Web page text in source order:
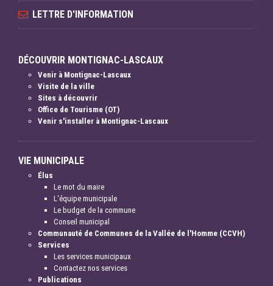
LETTRE D'INFORMATION
DÉCOUVRIR MONTIGNAC-LASCAUX
Venir à Montignac-Lascaux
Visite de la ville
Sites à découvrir
Office de Tourisme (OT)
Venir s'installer à Montignac-Lascaux
VIE MUNICIPALE
Élus
Le mot du maire
L'équipe municipale
Le budget de la commune
Conseil municipal
Communauté de Communes de la Vallée de l'Homme (CCVH)
Services
Les services municipaux
Contactez nos services
Publications